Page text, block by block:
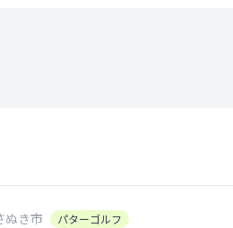
ぬき市 パターゴルフ